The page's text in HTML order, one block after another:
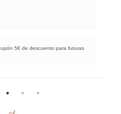
5€ de descuento para futuras